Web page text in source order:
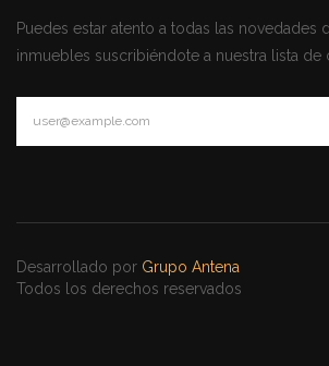
Puedes estar atento a todas las novedades
inmuebles suscribiéndote a nuestra lista de
Desarrollado por Grupo Antena
Todos los derechos reservados